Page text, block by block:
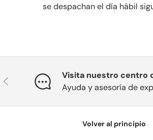
se despachan el día hábil
Anterior
Visita nuestro centro
Ayuda y asesoría de
Volver al principio